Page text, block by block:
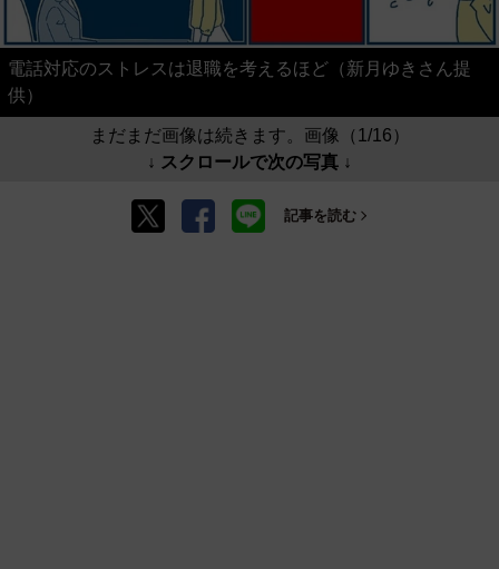
電話対応のストレスは退職を考えるほど（新月ゆきさん提
供）
まだまだ画像は続きます。画像（1/16）
↓ スクロールで次の写真 ↓
記事を読む